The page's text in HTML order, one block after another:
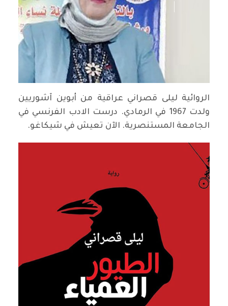
الروائية ليلى قصراني عراقية من أبوين آشوريين
ولدت 1967 في الرمادي. درست الادب الفرنسي في
الجامعة المستنصرية. الآن تعيش في شيكاغو.